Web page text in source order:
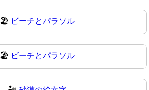
🏖️ ビーチとパラソル
🏖 ビーチとパラソル